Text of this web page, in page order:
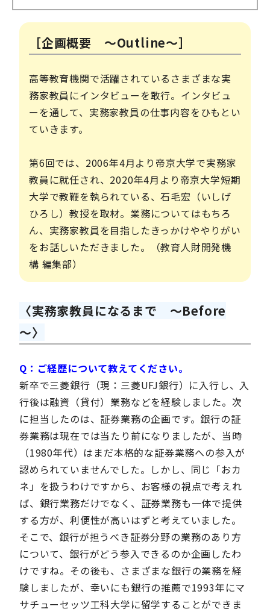
［企画概要 ～Outline～］
高等教育機関で活躍されているさまざまな実
務家教員にインタビューを敢行。インタビュ
ーを通して、実務家教員の仕事内容をひもとい
ていきます。
第6回では、2006年4月より帝京大学で実務家
教員に就任され、2020年4月より帝京大学短期
大学で教鞭を執られている、石毛宏（いしげ
ひろし）教授を取材。業務についてはもちろ
ん、実務家教員を目指したきっかけややりがい
をお話しいただきました。（教育人財開発機
構 編集部）
〈実務家教員になるまで ～Before
～〉
Q：ご経歴について教えてください。
新卒で三菱銀行（現：三菱UFJ銀行）に入行し、入
行後は融資（貸付）業務などを経験しました。次
に担当したのは、証券業務の企画です。銀行の証
券業務は現在では当たり前になりましたが、当時
（1980年代）はまだ本格的な証券業務への参入が
認められていませんでした。しかし、同じ「おカ
ネ」を扱うわけですから、お客様の視点で考えれ
ば、銀行業務だけでなく、証券業務も一体で提供
する方が、利便性が高いはずと考えていました。
そこで、銀行が担うべき証券分野の業務のあり方
について、銀行がどう参入できるのか企画したわ
けですね。その後も、さまざまな銀行の業務を経
験しましたが、幸いにも銀行の推薦で1993年にマ
サチューセッツ工科大学に留学することができま